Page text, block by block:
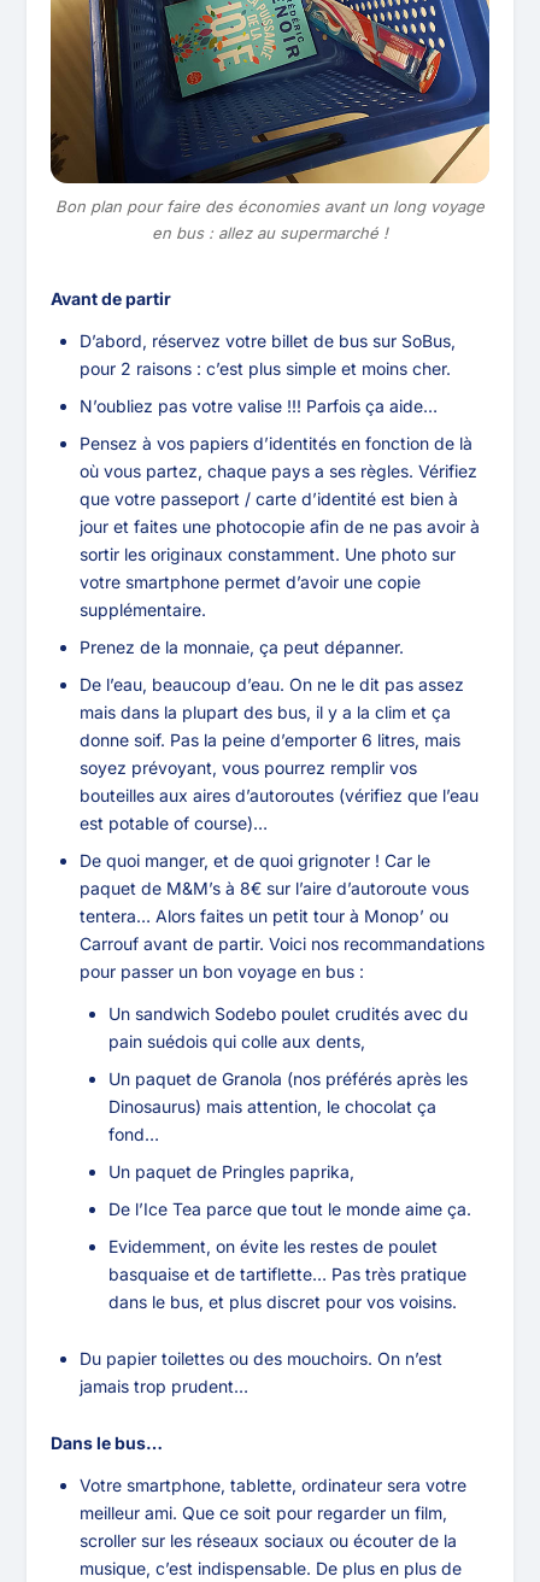
Bon plan pour faire des économies avant un long voyage
en bus : allez au supermarché !
Avant de partir
D’abord, réservez votre billet de bus sur SoBus,
pour 2 raisons : c’est plus simple et moins cher.
N’oubliez pas votre valise !!! Parfois ça aide…
Pensez à vos papiers d’identités en fonction de là
où vous partez, chaque pays a ses règles. Vérifiez
que votre passeport / carte d’identité est bien à
jour et faites une photocopie afin de ne pas avoir à
sortir les originaux constamment. Une photo sur
votre smartphone permet d’avoir une copie
supplémentaire.
Prenez de la monnaie, ça peut dépanner.
De l’eau, beaucoup d’eau. On ne le dit pas assez
mais dans la plupart des bus, il y a la clim et ça
donne soif. Pas la peine d’emporter 6 litres, mais
soyez prévoyant, vous pourrez remplir vos
bouteilles aux aires d’autoroutes (vérifiez que l’eau
est potable of course)…
De quoi manger, et de quoi grignoter ! Car le
paquet de M&M’s à 8€ sur l’aire d’autoroute vous
tentera… Alors faites un petit tour à Monop’ ou
Carrouf avant de partir. Voici nos recommandations
pour passer un bon voyage en bus :
Un sandwich Sodebo poulet crudités avec du
pain suédois qui colle aux dents,
Un paquet de Granola (nos préférés après les
Dinosaurus) mais attention, le chocolat ça
fond…
Un paquet de Pringles paprika,
De l’Ice Tea parce que tout le monde aime ça.
Evidemment, on évite les restes de poulet
basquaise et de tartiflette… Pas très pratique
dans le bus, et plus discret pour vos voisins.
Du papier toilettes ou des mouchoirs. On n’est
jamais trop prudent…
Dans le bus…
Votre smartphone, tablette, ordinateur sera votre
meilleur ami. Que ce soit pour regarder un film,
scroller sur les réseaux sociaux ou écouter de la
musique, c’est indispensable. De plus en plus de